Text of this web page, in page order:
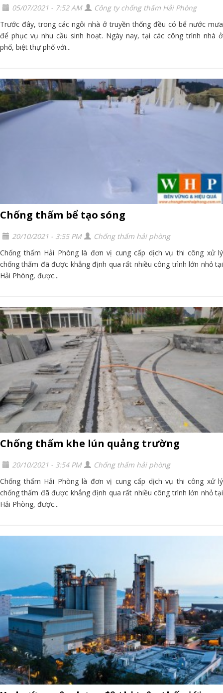
05/07/2021 - 7:52 AM
Công ty chống thấm Hải Phòng
Trước đây, trong các ngôi nhà ở truyền thống đều có bể nước mưa
để phục vụ nhu cầu sinh hoạt. Ngày nay, tại các công trình nhà ở
phố, biệt thự phố với...
Chống thấm bể tạo sóng
20/10/2021 - 3:55 PM
Chống thấm hải phòng
Chống thấm Hải Phòng là đơn vị cung cấp dịch vụ thi công xử lý
chống thấm đã được khẳng định qua rất nhiều công trình lớn nhỏ tại
Hải Phòng, được...
Chống thấm khe lún quảng trường
20/10/2021 - 3:54 PM
Chống thấm hải phòng
Chống thấm Hải Phòng là đơn vị cung cấp dịch vụ thi công xử lý
chống thấm đã được khẳng định qua rất nhiều công trình lớn nhỏ tại
Hải Phòng, được...